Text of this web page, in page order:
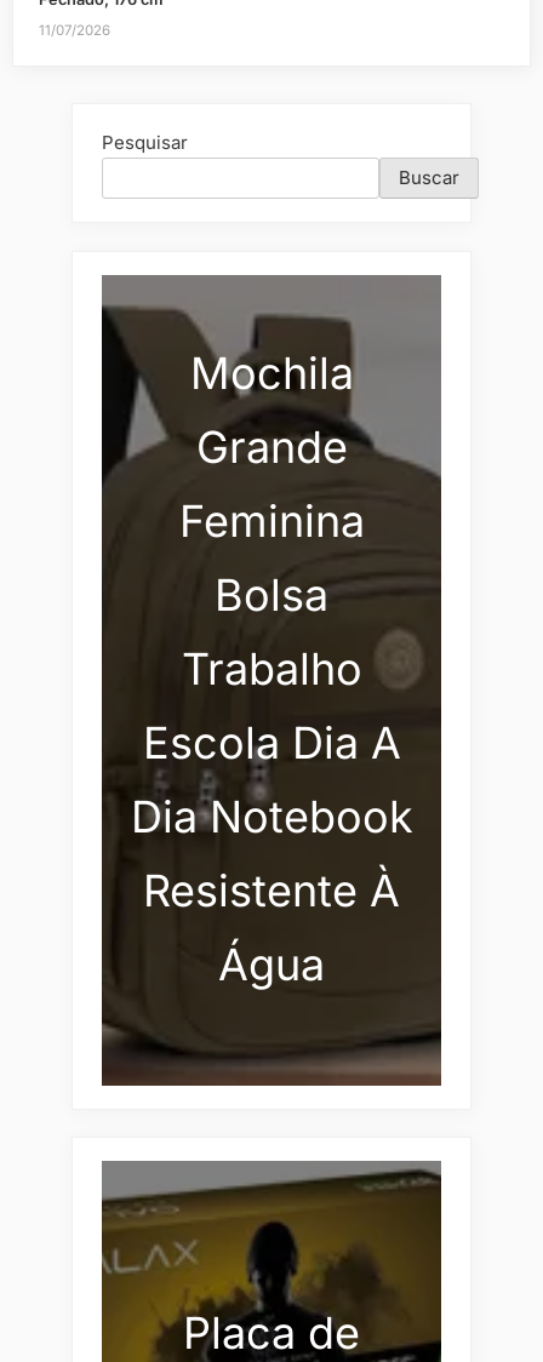
11/07/2026
Pesquisar
Buscar
Mochila
Grande
Feminina
Bolsa
Trabalho
Escola Dia A
Dia Notebook
Resistente À
Água
Placa de